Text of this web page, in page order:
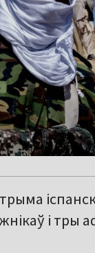
і тры